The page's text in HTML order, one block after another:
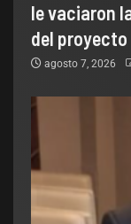
le vaciaron
del proyecto
agosto 7, 2026